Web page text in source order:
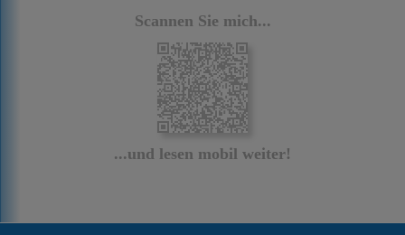
Scannen Sie mich...
...und lesen mobil weiter!